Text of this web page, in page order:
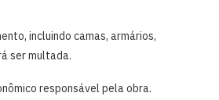
incluindo camas, armários,
ser multada.
responsável pela obra.